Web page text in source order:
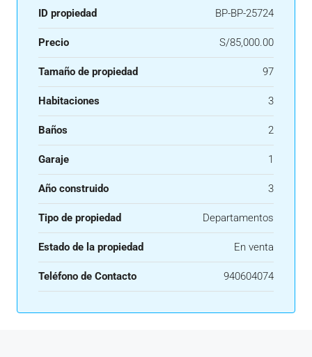
ID propiedad BP-BP-25724
Precio S/85,000.00
Tamaño de propiedad 97
Habitaciones 3
Baños 2
Garaje 1
Año construido 3
Tipo de propiedad Departamentos
Estado de la propiedad En venta
Teléfono de Contacto 940604074